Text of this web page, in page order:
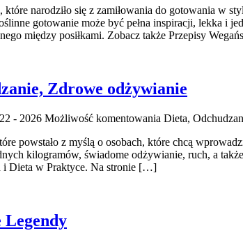
które narodziło się z zamiłowania do gotowania w
gotowanie może być pełna inspiracji, lekka i
między posiłkami. Zobacz także Przepisy
Zdrowe odżywianie
- 2026 Możliwość komentowania Dieta,
powstało z myślą o osobach, które chcą
kilogramów, świadome odżywianie, ruch, a
i Dieta w Praktyce. Na stronie […]
Legendy